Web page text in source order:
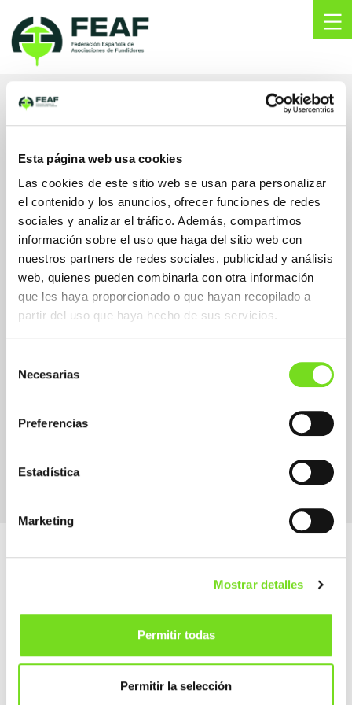
Esta página web usa cookies
Las cookies de este sitio web se usan para personalizar
el contenido y los anuncios, ofrecer funciones de redes
sociales y analizar el tráfico. Además, compartimos
información sobre el uso que haga del sitio web con
nuestros partners de redes sociales, publicidad y análisis
web, quienes pueden combinarla con otra información
que les haya proporcionado o que hayan recopilado a
partir del uso que haya hecho de sus servicios.
Necesarias
Preferencias
Estadística
Marketing
Mostrar detalles
Permitir todas
Permitir la selección
content
FEAF
Federación
Española
de
Asociaciones
Fundidores
ONDARLAN S.L.
Pol. Ind. Txirrita-Maleo Nº10
20100, RENTERIA
Gipuzkoa, España
oficina@ondarlan.com
ondarlan.com/
943635079
LinkedIn
Alameda Urquijo, 33 – 1D
48008 Bilbao (Bizkaia)